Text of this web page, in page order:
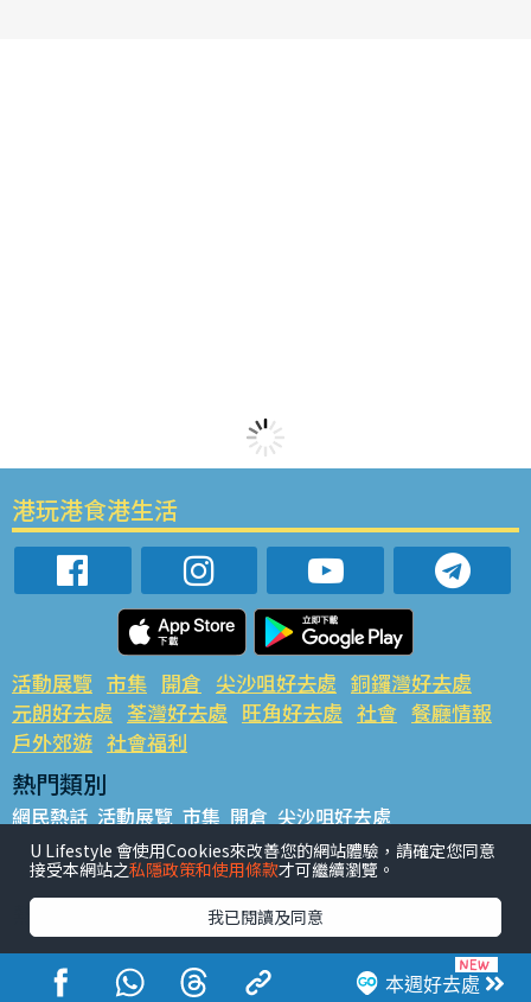
本週好去處
港玩港食港生活
活動展覽 市集 開倉 尖沙咀好去處 銅鑼灣好去處
元朗好去處 荃灣好去處 旺角好去處 社會 餐廳情報
戶外郊遊 社會福利
熱門類別
網民熱話 活動展覽 市集 開倉 尖沙咀好去處
銅鑼灣好去處 元朗好去處 荃灣好去處 旺角好去處 社會
餐廳情報 戶外郊遊
熱門標籤
#UGO搵好去處 #人氣活動推介 #美食社群熱話
#親子玩樂好去處
#ULifestyle應用程式
#限時搶
U Lifestyle 會使用Cookies來改善您的網站體驗，請確定您同意
接受本網站之私隱政策和使用條款才可繼續瀏覽。
我已閱讀及同意